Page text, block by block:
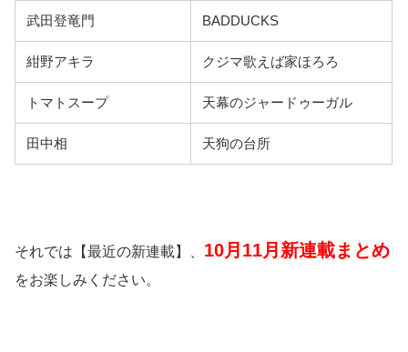
武田登竜門 BADDUCKS
紺野アキラ クジマ歌えば家ほろろ
トマトスープ 天幕のジャードゥーガル
田中相 天狗の台所
それでは【最近の新連載】、 10月11月新連載まとめ
をお楽しみください。